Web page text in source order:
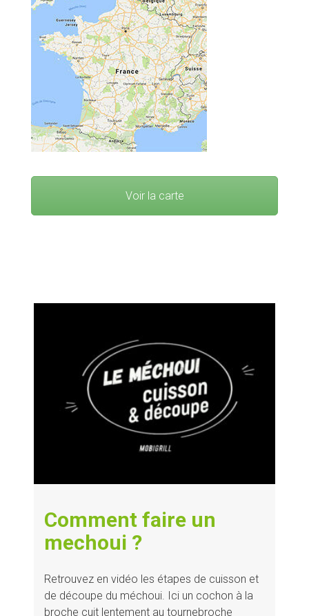
Voir la carte
Comment faire un
mechoui ?
Retrouvez en vidéo les étapes de cuisson et
de découpe du méchoui. Ici un cochon à la
broche cuit lentement au tournebroche